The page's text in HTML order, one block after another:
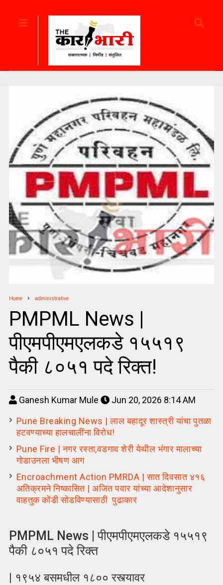
Home administrative
PMPML News |
पीएमपीएमएलकडे १५५१९
पैकी ८०५१ पदे रिक्त!
Ganesh Kumar Mule
Jun 20, 2026 8:14 AM
Pune Breaking News | लाल बहादूर शास्त्री यांचा पुतळा
हटवण्याच्या हालचालींना विरोध!
Pune Fire | नगर रस्ता,वडगाव शेरी येथील भंगार मालाच्या
गोडाउनला भीषण आग
Encroachment Action PMRDA | सात द‍िवसात ४१६
अतिक्रमने न‍िष्कास‍ित | अजित पवार यांच्या आदेशानुसार
वाहतुक कोंडी सोडविण्यासाठी पुढाकार
PMPML News | पीएमपीएमएलकडे १५५१९
पैकी ८०५१ पदे रिक्त
| १९५४ बसमधील १८०० रस्त्यावर